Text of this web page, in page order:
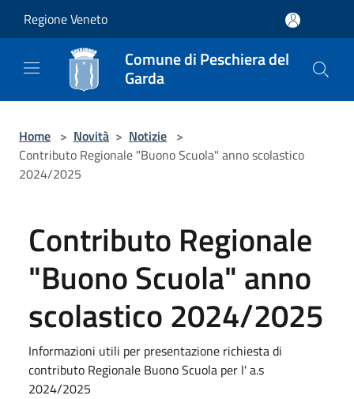
Regione Veneto
Comune di Peschiera del
Garda
Home > Novità > Notizie >
Contributo Regionale "Buono Scuola" anno scolastico
2024/2025
Contributo Regionale
"Buono Scuola" anno
scolastico 2024/2025
Informazioni utili per presentazione richiesta di
contributo Regionale Buono Scuola per l' a.s
2024/2025